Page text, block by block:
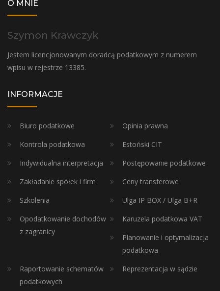
O MNIE
Szymon Krawczyk
Jestem licencjonowanym doradcą podatkowym z numerem
wpisu w rejestrze 13385.
INFORMACJE
Biuro podatkowe
Opinia prawna
Kontrola podatkowa
Estoński CIT
Indywidualna interpretacja
Postępowanie podatkowe
Zakładanie spółek i firm
Ceny transferowe
Szkolenia
Ulga IP BOX / Ulga B+R
Opodatkowanie dochodów
z zagranicy
Karuzela podatkowa VAT
Planowanie i optymalizacja
podatkowa
Raportowanie schematów
podatkowych
Reprezentacja w sądzie